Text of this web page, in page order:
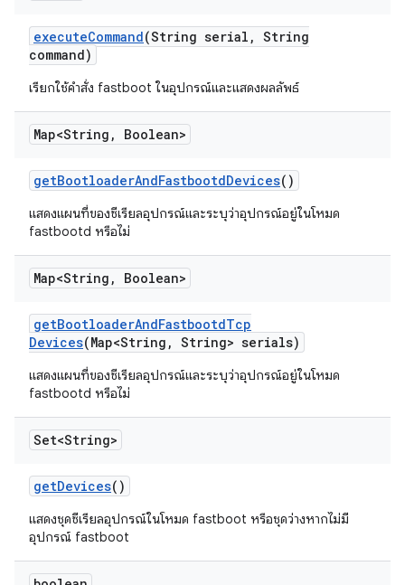
executeCommand(String serial , String
command)
เรียกใช้คำสั่ง fastboot ในอุปกรณ์และแสดงผลลัพธ์
Map<String , Boolean>
getBootloaderAndFastbootdDevices()
แสดงแผนที่ของซีเรียลอุปกรณ์และระบุว่าอุปกรณ์อยู่ในโหมด
fastbootd หรือไม่
Map<String , Boolean>
getBootloaderAndFastbootdTcp
Devices(Map<String , String> serials)
แสดงแผนที่ของซีเรียลอุปกรณ์และระบุว่าอุปกรณ์อยู่ในโหมด
fastbootd หรือไม่
Set<String>
getDevices()
แสดงชุดซีเรียลอุปกรณ์ในโหมด fastboot หรือชุดว่างหากไม่มี
อุปกรณ์ fastboot